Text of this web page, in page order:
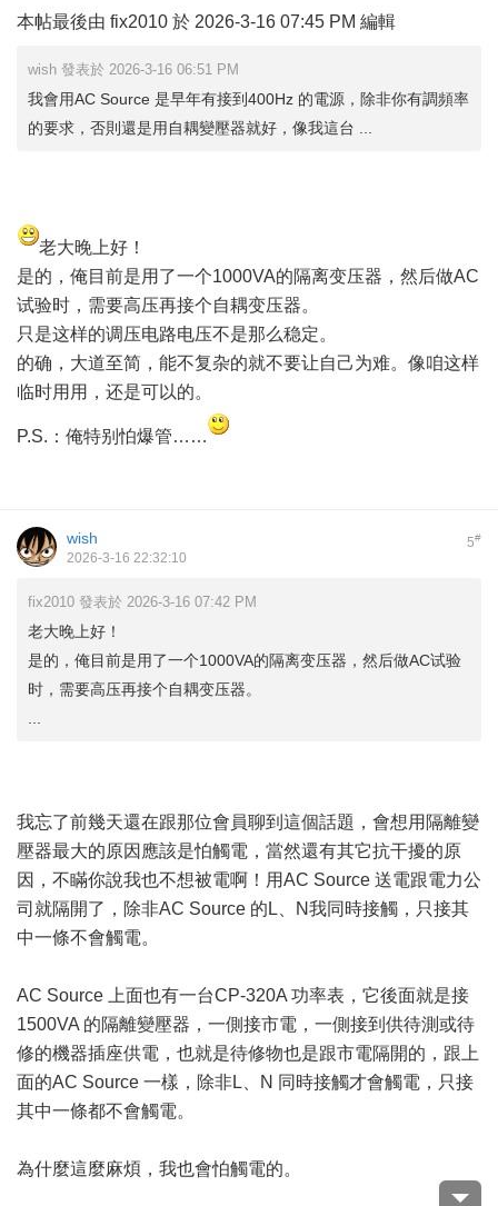
本帖最後由 fix2010 於 2026-3-16 07:45 PM 編輯
wish 發表於 2026-3-16 06:51 PM
我會用AC Source 是早年有接到400Hz 的電源，除非你有調頻率
的要求，否則還是用自耦變壓器就好，像我這台 ...
老大晚上好！
是的，俺目前是用了一个1000VA的隔离变压器，然后做AC
试验时，需要高压再接个自耦变压器。
只是这样的调压电路电压不是那么稳定。
的确，大道至简，能不复杂的就不要让自己为难。像咱这样
临时用用，还是可以的。
P.S.：俺特别怕爆管……
5#
wish
2026-3-16 22:32:10
fix2010 發表於 2026-3-16 07:42 PM
老大晚上好！
是的，俺目前是用了一个1000VA的隔离变压器，然后做AC试验
时，需要高压再接个自耦变压器。
我忘了前幾天還在跟那位會員聊到這個話題，會想用隔離變
壓器最大的原因應該是怕觸電，當然還有其它抗干擾的原
因，不瞞你說我也不想被電啊！用AC Source 送電跟電力公
司就隔開了，除非AC Source 的L、N我同時接觸，只接其
中一條不會觸電。
AC Source 上面也有一台CP-320A 功率表，它後面就是接
1500VA 的隔離變壓器，一側接市電，一側接到供待測或待
修的機器插座供電，也就是待修物也是跟市電隔開的，跟上
面的AC Source 一樣，除非L、N 同時接觸才會觸電，只接
其中一條都不會觸電。
為什麼這麼麻煩，我也會怕觸電的。